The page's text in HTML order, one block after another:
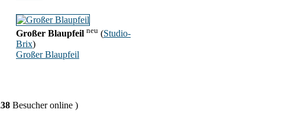
Großer Blaupfeil neu (Studio-
Brix)
Großer Blaupfeil
Besucher online )